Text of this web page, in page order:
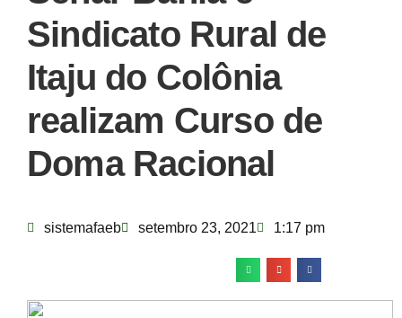
Sindicato Rural de
Itaju do Colônia
realizam Curso de
Doma Racional
sistemafaeb setembro 23, 2021 1:17 pm